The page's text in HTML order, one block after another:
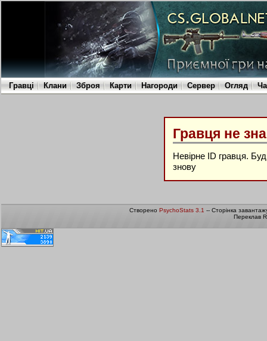
Гравці Клани Зброя Карти Нагороди Сервер Огляд
Гравця не
Невірне ID гравця.
знову
Створено PsychoStats 3.1 -- Сторінка
Переклав